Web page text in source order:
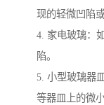
现的轻微凹陷或
4. 家电玻璃：
陷。
5. 小型玻璃器
等器皿上的微小